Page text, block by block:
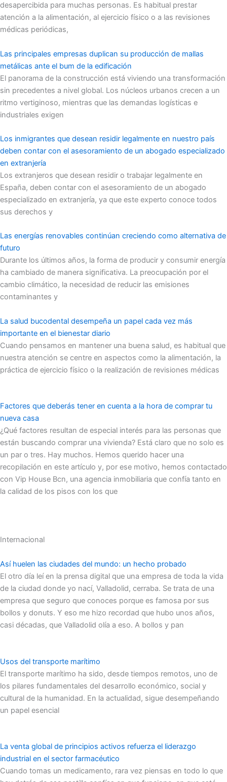
desapercibida para muchas personas. Es habitual prestar
atención a la alimentación, al ejercicio físico o a las revisiones
médicas periódicas,
Las principales empresas duplican su producción de mallas
metálicas ante el bum de la edificación
El panorama de la construcción está viviendo una transformación
sin precedentes a nivel global. Los núcleos urbanos crecen a un
ritmo vertiginoso, mientras que las demandas logísticas e
industriales exigen
Los inmigrantes que desean residir legalmente en nuestro país
deben contar con el asesoramiento de un abogado especializado
en extranjería
Los extranjeros que desean residir o trabajar legalmente en
España, deben contar con el asesoramiento de un abogado
especializado en extranjería, ya que este experto conoce todos
sus derechos y
Las energías renovables continúan creciendo como alternativa de
futuro
Durante los últimos años, la forma de producir y consumir energía
ha cambiado de manera significativa. La preocupación por el
cambio climático, la necesidad de reducir las emisiones
contaminantes y
La salud bucodental desempeña un papel cada vez más
importante en el bienestar diario
Cuando pensamos en mantener una buena salud, es habitual que
nuestra atención se centre en aspectos como la alimentación, la
práctica de ejercicio físico o la realización de revisiones médicas
Factores que deberás tener en cuenta a la hora de comprar tu
nueva casa
¿Qué factores resultan de especial interés para las personas que
están buscando comprar una vivienda? Está claro que no solo es
un par o tres. Hay muchos. Hemos querido hacer una
recopilación en este artículo y, por ese motivo, hemos contactado
con Vip House Bcn, una agencia inmobiliaria que confía tanto en
la calidad de los pisos con los que
Internacional
Así huelen las ciudades del mundo: un hecho probado
El otro día leí en la prensa digital que una empresa de toda la vida
de la ciudad donde yo nací, Valladolid, cerraba. Se trata de una
empresa que seguro que conoces porque es famosa por sus
bollos y donuts. Y eso me hizo recordad que hubo unos años,
casi décadas, que Valladolid olía a eso. A bollos y pan
Usos del transporte marítimo
El transporte marítimo ha sido, desde tiempos remotos, uno de
los pilares fundamentales del desarrollo económico, social y
cultural de la humanidad. En la actualidad, sigue desempeñando
un papel esencial
La venta global de principios activos refuerza el liderazgo
industrial en el sector farmacéutico
Cuando tomas un medicamento, rara vez piensas en todo lo que